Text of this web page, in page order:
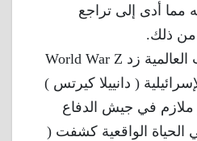
مما أدى إلى تراجع
من ذلك.
في فيلم الحرب العالمية زد World War Z
( دانييلا كيرتس )
في جيش الدفاع
الحياة الواقعية كشفت (